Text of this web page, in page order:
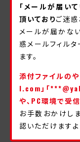
「メールが届い
頂いておりご迷惑
メールが届かな
惑メールフィル
ます。
添付ファイルの
l.com」「
や、PC環境で受
お手数おかけし
認いただけますよ